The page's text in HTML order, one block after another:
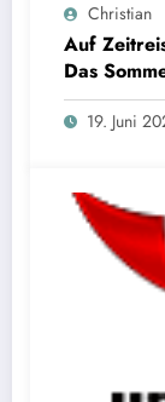
Christian
Auf
Das
19. Juni